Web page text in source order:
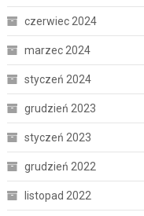
czerwiec 2024
marzec 2024
styczeń 2024
grudzień 2023
styczeń 2023
grudzień 2022
listopad 2022